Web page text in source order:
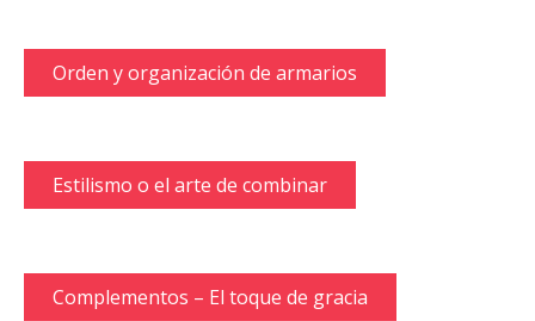
Orden y organización de armarios
Estilismo o el arte de combinar
Complementos – El toque de gracia